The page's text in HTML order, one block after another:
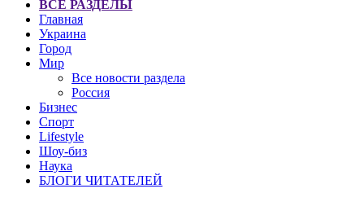
ВСЕ РАЗДЕЛЫ
Главная
Украина
Город
Мир
Все новости раздела
Россия
Бизнес
Спорт
Lifestyle
Шоу-биз
Наука
БЛОГИ ЧИТАТЕЛЕЙ